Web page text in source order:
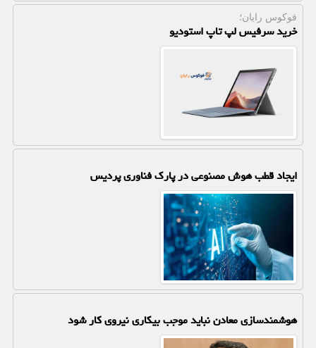
فوکوس رایان؛
خرید سرفیس لپ تاپ استودیو
ایجاد قطب هوش مصنوعی در پارک فناوری پردیس
هوشمندسازی معادن نباید موجب بیکاری نیروی کار شود